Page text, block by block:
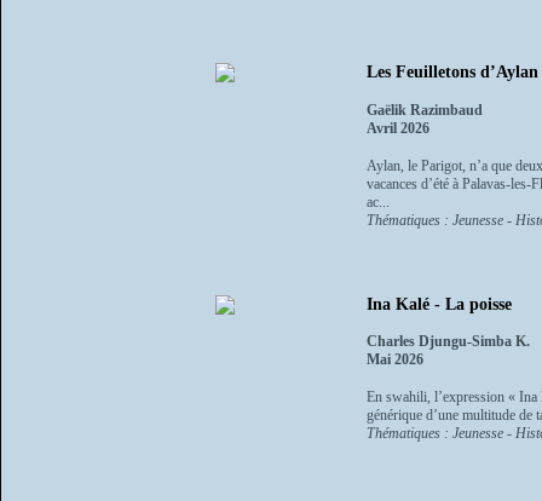
Les Feuilletons
Gaëlik Razimbaud
Avril 2026
Aylan, le Parigot, n’a que
vacances d’été à Palavas-
ac...
Thématiques : Jeunesse -
Ina Kalé - La poisse
Charles Djungu-Simba K.
Mai 2026
En swahili, l’expression « Ina
générique d’une multitude
Thématiques : Jeunesse -